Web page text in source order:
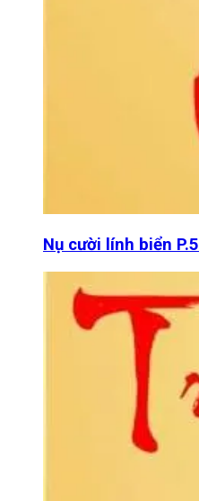
Nụ cười lính biển P.5